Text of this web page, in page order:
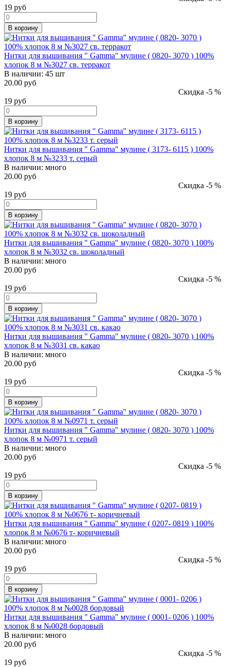
19 руб
В корзину
Нитки для вышивания " Gamma" мулине ( 0820- 3070 ) 100%
хлопок 8 м №3027 св. терракот
В наличии: 45 шт
20.00 руб
Скидка -5 %
19 руб
В корзину
Нитки для вышивания " Gamma" мулине ( 3173- 6115 ) 100%
хлопок 8 м №3233 т. серый
В наличии: много
20.00 руб
Скидка -5 %
19 руб
В корзину
Нитки для вышивания " Gamma" мулине ( 0820- 3070 ) 100%
хлопок 8 м №3032 св. шоколадный
В наличии: много
20.00 руб
Скидка -5 %
19 руб
В корзину
Нитки для вышивания " Gamma" мулине ( 0820- 3070 ) 100%
хлопок 8 м №3031 св. какао
В наличии: много
20.00 руб
Скидка -5 %
19 руб
В корзину
Нитки для вышивания " Gamma" мулине ( 0820- 3070 ) 100%
хлопок 8 м №0971 т. серый
В наличии: много
20.00 руб
Скидка -5 %
19 руб
В корзину
Нитки для вышивания " Gamma" мулине ( 0207- 0819 ) 100%
хлопок 8 м №0676 т- коричневый
В наличии: много
20.00 руб
Скидка -5 %
19 руб
В корзину
Нитки для вышивания " Gamma" мулине ( 0001- 0206 ) 100%
хлопок 8 м №0028 бордовый
В наличии: много
20.00 руб
Скидка -5 %
19 руб